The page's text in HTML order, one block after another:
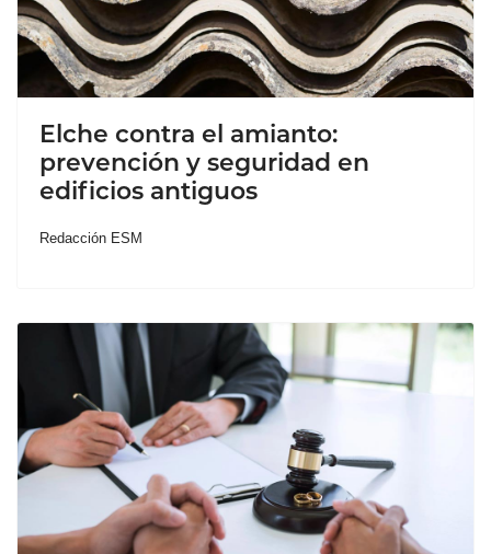
Elche contra el amianto:
prevención y seguridad en
edificios antiguos
Redacción ESM